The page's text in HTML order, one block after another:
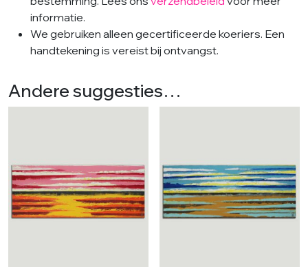
informatie.
We gebruiken alleen gecertificeerde koeriers. Een
handtekening is vereist bij ontvangst.
Andere suggesties…